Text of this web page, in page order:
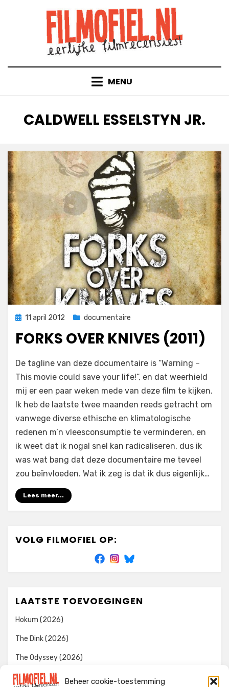
Beheer cookie-toestemming
MENU
TAG
:
CALDWELL ESSELSTYN JR.
Geplaatst
11 april 2012 documentaire
FORKS OVER KNIVES (2011)
door Filmofiel.nl
4 reacties
Over
Knives
(2011)
De tagline van deze documentaire is “Warning –
This movie could save your life!“, en dat weerhield
mij er een paar weken mede van deze film te kijken.
Ik heb de laatste twee maanden reeds getracht om
vanwege diverse ethische en klimatologische
redenen m’n vleesconsumptie te verminderen, en
ik weet dat ik nogal snel kan radicaliseren, dus ik
was wat bang dat deze documentaire me teveel
zou beïnvloeden. Wat ik zeg is dat ik dus eigenlijk…
Lees meer...
VOLG FILMOFIEL OP:
LAATSTE TOEVOEGINGEN
Hokum (2026)
The Dink (2026)
The Odyssey (2026)
Evil Dead Burn (2026)